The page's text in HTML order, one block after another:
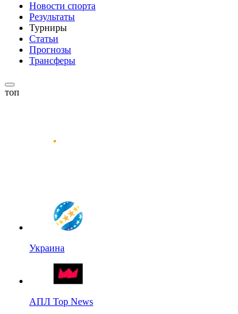
Новости спорта
Результаты
Турниры
Статьи
Прогнозы
Трансферы
топ
Украина
АПЛ Top News